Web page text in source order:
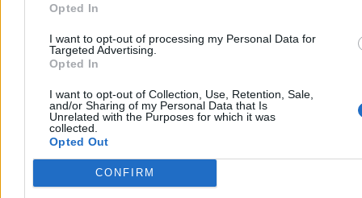
Opted In
I want to opt-out of processing my Personal Data for
Targeted Advertising.
Opted In
I want to opt-out of Collection, Use, Retention, Sale,
and/or Sharing of my Personal Data that Is
Unrelated with the Purposes for which it was
collected.
Opted Out
CONFIRM
Wojsko